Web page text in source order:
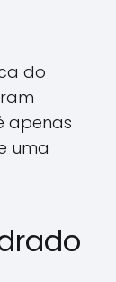
do
apenas
uma